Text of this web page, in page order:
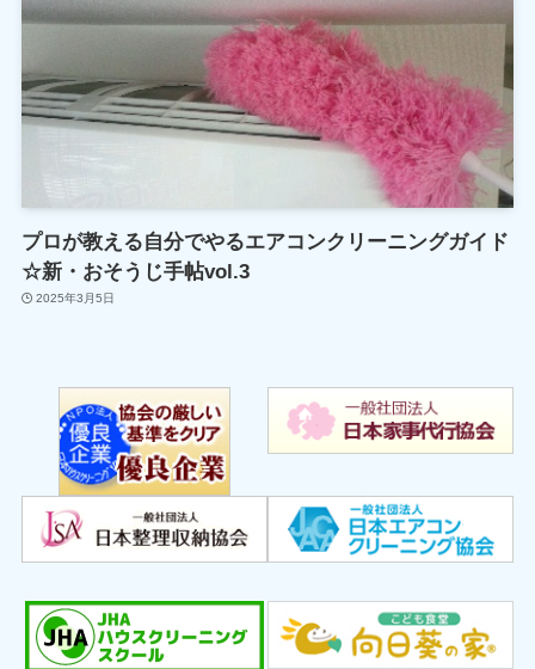
プロが教える自分でやるエアコンクリーニングガイド
☆新・おそうじ手帖vol.3
2025年3月5日